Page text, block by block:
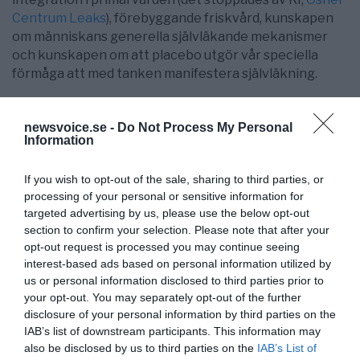
newsvoice.se - Do Not Process My Personal
Information
If you wish to opt-out of the sale, sharing to third parties, or
processing of your personal or sensitive information for
targeted advertising by us, please use the below opt-out
section to confirm your selection. Please note that after your
opt-out request is processed you may continue seeing
interest-based ads based on personal information utilized by
us or personal information disclosed to third parties prior to
your opt-out. You may separately opt-out of the further
disclosure of your personal information by third parties on the
IAB’s list of downstream participants. This information may
also be disclosed by us to third parties on the IAB’s List of
Centrum Leaks), förebyggande friskvård, kunskapen
om människans generella självläkande mekanismer
och kunskapen om att placebo utgör vår speciella
förmåga att med tanken manifestera självläkning.
2012-12-24
Torbjörn Sassersson
redaktionen@newsvoice.se